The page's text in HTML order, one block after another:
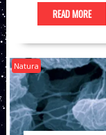
READ MORE
Natura